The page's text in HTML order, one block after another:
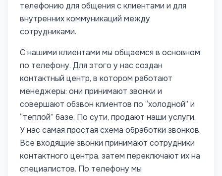
телефонию для общения с клиентами и для
внутренних коммуникаций между
сотрудниками.
С нашими клиентами мы общаемся в основном
по телефону. Для этого у нас создан
контактный центр, в котором работают
менеджеры: они принимают звонки и
совершают обзвон клиентов по “холодной” и
“теплой” базе. По сути, продают наши услуги.
У нас самая простая схема обработки звонков.
Все входящие звонки принимают сотрудники
контактного центра, затем переключают их на
специалистов. По телефону мы